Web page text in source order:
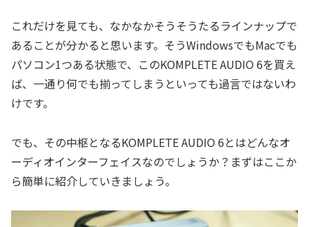
これだけを見ても、なかなかそうそうたるラインナップで
あることが分かると思います。そうWindowsでもMacでも
パソコン1つある状態で、このKOMPLETE AUDIO 6を買え
ば、一通り何でも揃ってしまうといっても過言ではないわ
けです。
でも、その中枢となるKOMPLETE AUDIO 6とはどんなオ
ーディオインターフェイスなのでしょうか？まずはここか
ら簡単に紹介していきましょう。